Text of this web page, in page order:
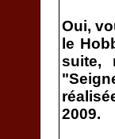
Oui,
le
suite,
2009.